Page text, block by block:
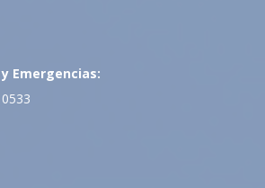
Emergencias: